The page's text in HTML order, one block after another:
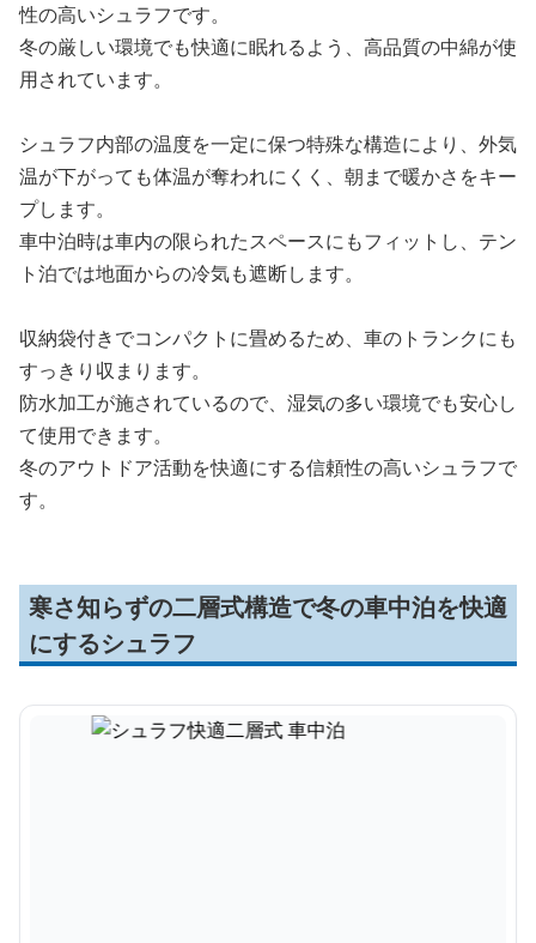
性の高いシュラフです。
冬の厳しい環境でも快適に眠れるよう、高品質の中綿が使
用されています。
シュラフ内部の温度を一定に保つ特殊な構造により、外気
温が下がっても体温が奪われにくく、朝まで暖かさをキー
プします。
車中泊時は車内の限られたスペースにもフィットし、テン
ト泊では地面からの冷気も遮断します。
収納袋付きでコンパクトに畳めるため、車のトランクにも
すっきり収まります。
防水加工が施されているので、湿気の多い環境でも安心し
て使用できます。
冬のアウトドア活動を快適にする信頼性の高いシュラフで
す。
寒さ知らずの二層式構造で冬の車中泊を快適
にするシュラフ